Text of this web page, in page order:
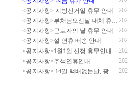
<공지사항> 지방선거일 휴무 안내
<공지사항>부처님오신날 대체 휴무 안내
<공지사항>근로자의 날 휴무 안내
<공지사항>설 연휴 배송 안내
<공지사항>1월1일 신정 휴무안내
<공지사항>추석연휴안내
<공지사항> 14일 택배없는날, 광복절 휴무 배송 안내